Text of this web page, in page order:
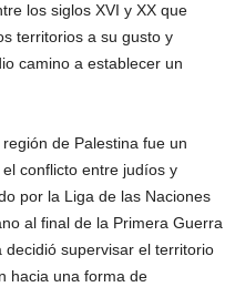
los siglos XVI y XX que
territorios a su gusto y
camino a establecer un
de Palestina fue un
conflicto entre judíos y
por la Liga de las Naciones
al final de la Primera Guerra
supervisar el territorio
hacia una forma de